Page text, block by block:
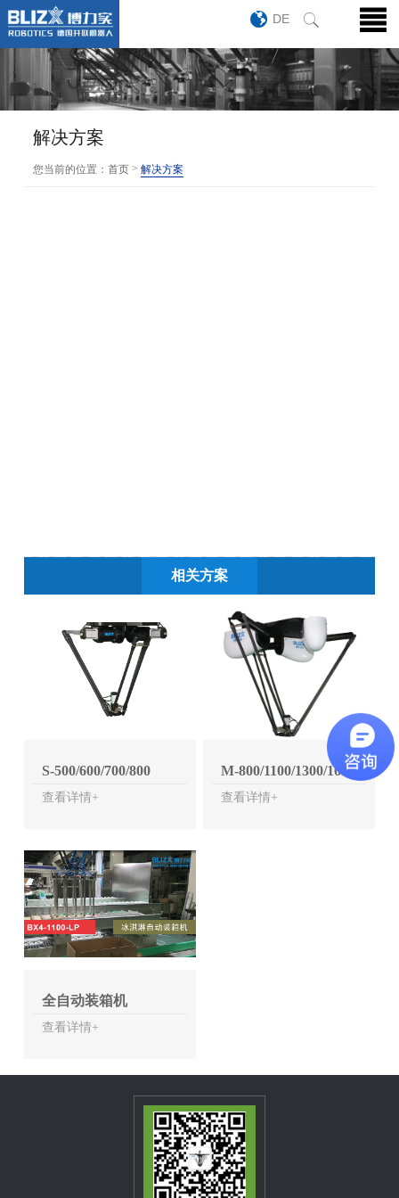
DE
解决方案
您当前的位置：首页 >解决方案
相关方案
S-500/600/700/800
查看详情+
M-800/1100/1300/1600
查看详情+
全自动装箱机
查看详情+